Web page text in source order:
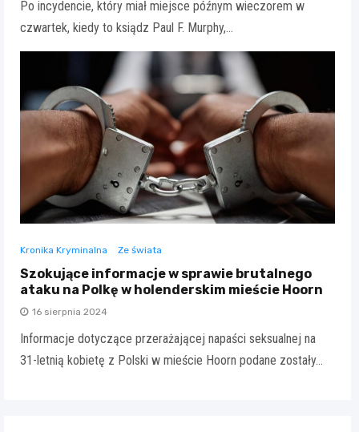
Po incydencie, który miał miejsce późnym wieczorem w
czwartek, kiedy to ksiądz Paul F. Murphy,…
Kronika Kryminalna Ze świata
Szokujące informacje w sprawie brutalnego
ataku na Polkę w holenderskim mieście Hoorn
16 sierpnia 2024
Informacje dotyczące przerażającej napaści seksualnej na
31-letnią kobietę z Polski w mieście Hoorn podane zostały…